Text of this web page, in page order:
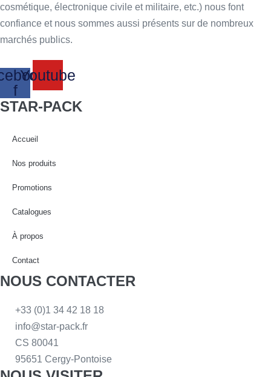
cosmétique, électronique civile et militaire, etc.) nous font
confiance et nous sommes aussi présents sur de nombreux
marchés publics.
f
Youtube
STAR-PACK
Accueil
Nos produits
Promotions
Catalogues
À propos
Contact
NOUS CONTACTER
+33 (0)1 34 42 18 18
info@star-pack.fr
CS 80041
95651 Cergy-Pontoise